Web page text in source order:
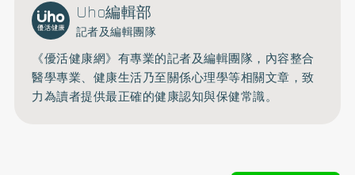
Uho編輯部
記者及編輯團隊
《優活健康網》有專業的記者及編輯團隊，內容整合
醫學專業、健康生活乃至關係心理學等相關文章，致
力為讀者提供最正確的健康認知與保健常識。